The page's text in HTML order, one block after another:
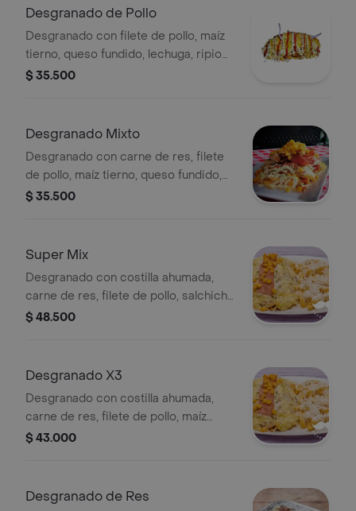
Desgranado de Pollo
Desgranado con filete de pollo, maíz
tierno, queso fundido, lechuga, ripio
de papa, salsa de tomate y salsa de
$ 35.500
Desgranado Mixto
Desgranado con carne de res, filete
de pollo, maíz tierno, queso fundido,
lechuga, ripio de papa, salsa de
$ 35.500
Super Mix
Desgranado con costilla ahumada,
carne de res, filete de pollo, salchicha
ranchera, tocineta, maíz tierno, queso
$ 48.500
Desgranado X3
Desgranado con costilla ahumada,
carne de res, filete de pollo, maíz
tierno, queso fundido, lechuga, ripio
$ 43.000
Desgranado de Res